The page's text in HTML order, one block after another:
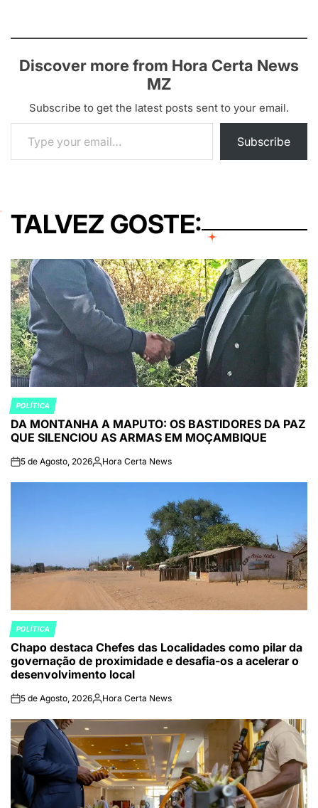
Discover more from Hora Certa News
MZ
Subscribe to get the latest posts sent to your email.
Type your email…
Subscribe
TALVEZ GOSTE:
POSTED
IN
POLÍTICA
DA MONTANHA A MAPUTO: OS BASTIDORES DA PAZ
QUE SILENCIOU AS ARMAS EM MOÇAMBIQUE
on5 de Agosto, 2026Publicado
Hora Certa News
POSTED
IN
POLÍTICA
Chapo destaca Chefes das Localidades como pilar da
governação de proximidade e desafia-os a acelerar o
desenvolvimento local
on5 de Agosto, 2026Publicado
Hora Certa News